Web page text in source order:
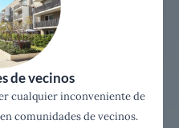
de vecinos
cualquier inconveniente de
comunidades de vecinos.